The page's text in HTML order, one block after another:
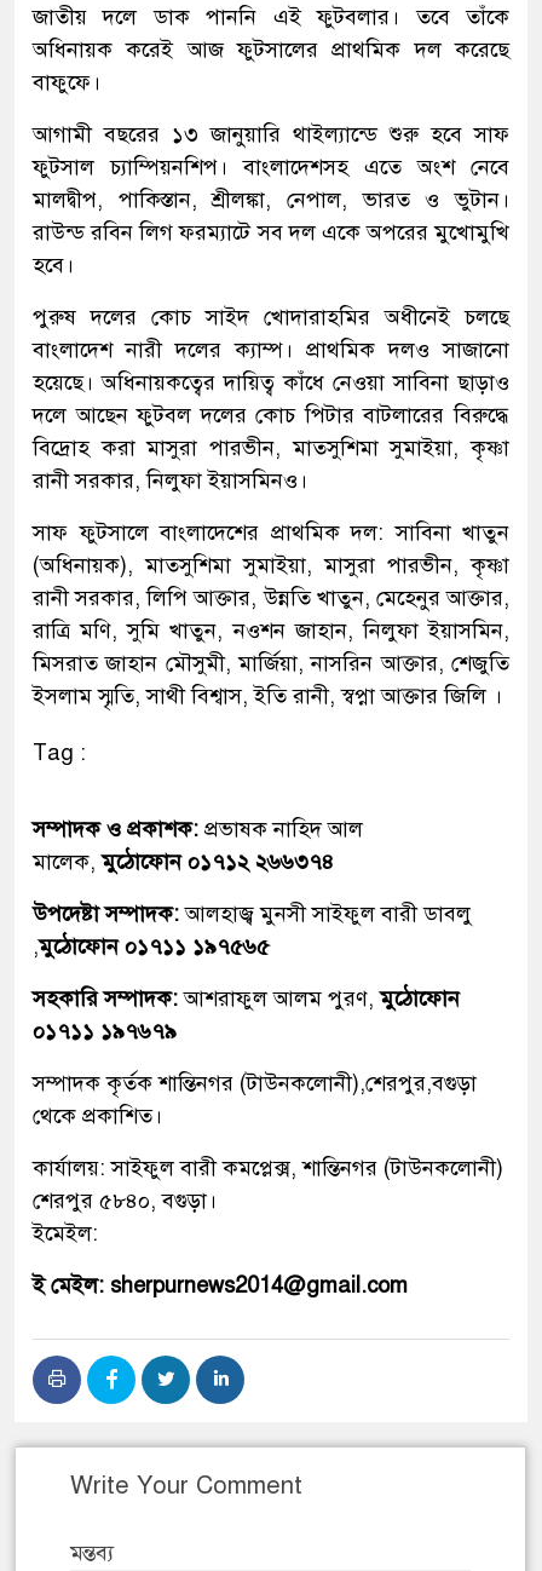
জাতীয় দলে ডাক পাননি এই ফুটবলার। তবে তাঁকে
অধিনায়ক করেই আজ ফুটসালের প্রাথমিক দল করেছে
বাফুফে।
আগামী বছরের ১৩ জানুয়ারি থাইল্যান্ডে শুরু হবে সাফ
ফুটসাল চ্যাম্পিয়নশিপ। বাংলাদেশসহ এতে অংশ নেবে
মালদ্বীপ, পাকিস্তান, শ্রীলঙ্কা, নেপাল, ভারত ও ভুটান।
রাউন্ড রবিন লিগ ফরম্যাটে সব দল একে অপরের মুখোমুখি
হবে।
পুরুষ দলের কোচ সাইদ খোদারাহমির অধীনেই চলছে
বাংলাদেশ নারী দলের ক্যাম্প। প্রাথমিক দলও সাজানো
হয়েছে। অধিনায়কত্বের দায়িত্ব কাঁধে নেওয়া সাবিনা ছাড়াও
দলে আছেন ফুটবল দলের কোচ পিটার বাটলারের বিরুদ্ধে
বিদ্রোহ করা মাসুরা পারভীন, মাতসুশিমা সুমাইয়া, কৃষ্ণা
রানী সরকার, নিলুফা ইয়াসমিনও।
সাফ ফুটসালে বাংলাদেশের প্রাথমিক দল: সাবিনা খাতুন
(অধিনায়ক), মাতসুশিমা সুমাইয়া, মাসুরা পারভীন, কৃষ্ণা
রানী সরকার, লিপি আক্তার, উন্নতি খাতুন, মেহেনুর আক্তার,
রাত্রি মণি, সুমি খাতুন, নওশন জাহান, নিলুফা ইয়াসমিন,
মিসরাত জাহান মৌসুমী, মার্জিয়া, নাসরিন আক্তার, শেজুতি
ইসলাম স্মৃতি, সাথী বিশ্বাস, ইতি রানী, স্বপ্না আক্তার জিলি ।
Tag :
সম্পাদক ও প্রকাশক: প্রভাষক নাহিদ আল
মালেক,মুঠোফোন ০১৭১২ ২৬৬৩৭৪
উপদেষ্টা সম্পাদক:আলহাজ্ব মুনসী সাইফুল বারী ডাবলু
,মুঠোফোন ০১৭১১ ১৯৭৫৬৫
সহকারি সম্পাদক:আশরাফুল আলম পুরণ,মুঠোফোন
০১৭১১ ১৯৭৬৭৯
সম্পাদক কৃর্তক শান্তিনগর (টাউনকলোনী),শেরপুর,বগুড়া
থেকে প্রকাশিত।
কার্যালয়: সাইফুল বারী কমপ্লেক্স, শান্তিনগর (টাউনকলোনী)
শেরপুর ৫৮৪০, বগুড়া।
ইমেইল:
ই মেইল: sherpurnews2014@gmail.com
Write Your Comment
মন্তব্য